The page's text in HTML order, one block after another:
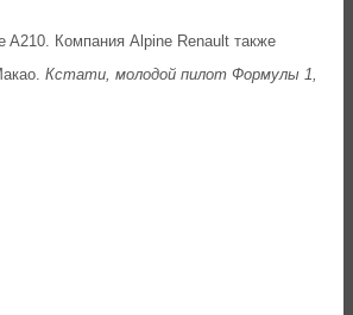
A210. Компания Alpine Renault также
Кстати, молодой пилот Формулы 1,